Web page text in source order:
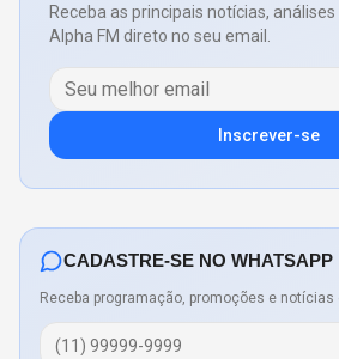
Receba as principais notícias,
Alpha FM direto no seu email.
Inscrever-se
CADASTRE-SE NO WHATSAPP
Receba programação, promoções e